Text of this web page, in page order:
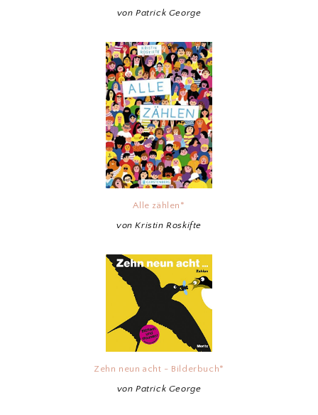
von Patrick George
Alle zählen*
von Kristin Roskifte
Zehn neun acht - Bilderbuch*
von Patrick George